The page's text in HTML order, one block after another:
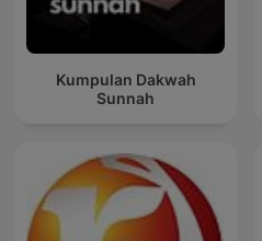
Kumpulan Dakwah
Sunnah